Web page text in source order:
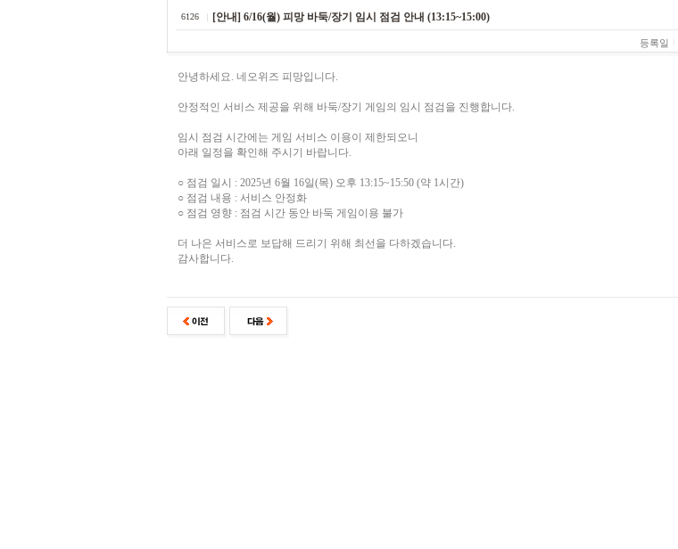
6126 [안내] 6/16(월) 피망 바둑/장기 임시 점검 안내 (13:15~15:00)
등록일
안녕하세요. 네오위즈 피망입니다.
안정적인 서비스 제공을 위해 바둑/장기 게임의 임시 점검을 진행합니다.
임시 점검 시간에는 게임 서비스 이용이 제한되오니
아래 일정을 확인해 주시기 바랍니다.
○ 점검 일시 : 2025년 6월 16일(목) 오후 13:15~15:50 (약 1시간)
○ 점검 내용 : 서비스 안정화
○ 점검 영향 : 점검 시간 동안 바둑 게임이용 불가
더 나은 서비스로 보답해 드리기 위해 최선을 다하겠습니다.
감사합니다.